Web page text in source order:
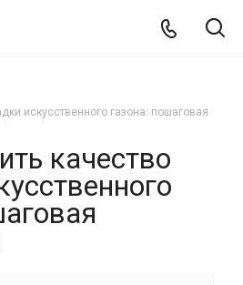
искусственного газона: пошаговая
качество